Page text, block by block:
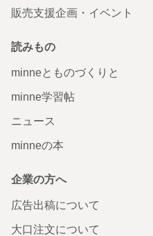
販売支援企画・イベント
読みもの
minneとものづくりと
minne学習帖
ニュース
minneの本
企業の方へ
広告出稿について
大口注文について